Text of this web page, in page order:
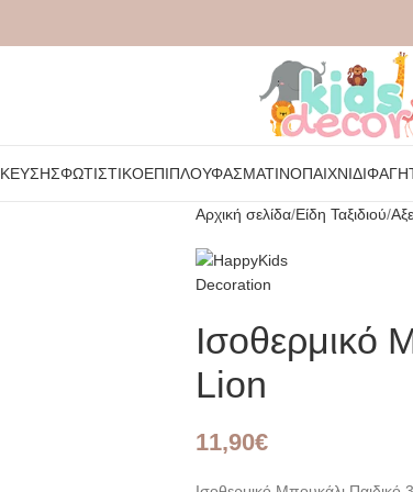
ΦΩΤΙΣΤΙΚΌΈΠΙΠΛΟΥΦΑΣΜΆΤΙΝΟΠΑΙΧΝΊΔΙ
Αρχική σελίδα Είδη Ταξιδιού
Ισοθερμικό
Lion
11,90€